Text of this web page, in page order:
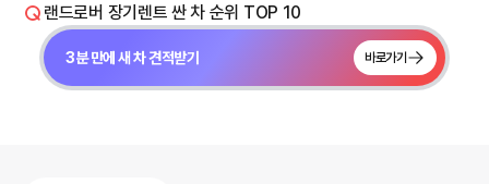
랜드로버 장기렌트 싼 차 순위 TOP 10
3분 만에 새 차 견적받기 바로가기